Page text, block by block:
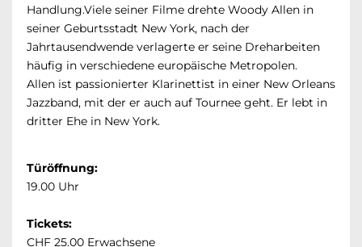
Handlung.Viele seiner Filme drehte Woody Allen in
seiner Geburtsstadt New York, nach der
Jahrtausendwende verlagerte er seine Dreharbeiten
häufig in verschiedene europäische Metropolen.
Allen ist passionierter Klarinettist in einer New Orleans
Jazzband, mit der er auch auf Tournee geht. Er lebt in
dritter Ehe in New York.
Türöffnung:
19.00 Uhr
Tickets:
CHF 25.00 Erwachsene